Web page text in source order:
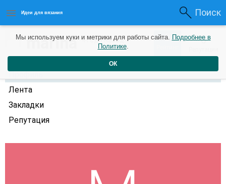
Идеи для вязания Поиск
marina 4 года назад 0 0
Профиль
Лента
Закладки
Репутация
Мы используем куки и метрики для работы сайта. Подробнее в
Политике.
ОК